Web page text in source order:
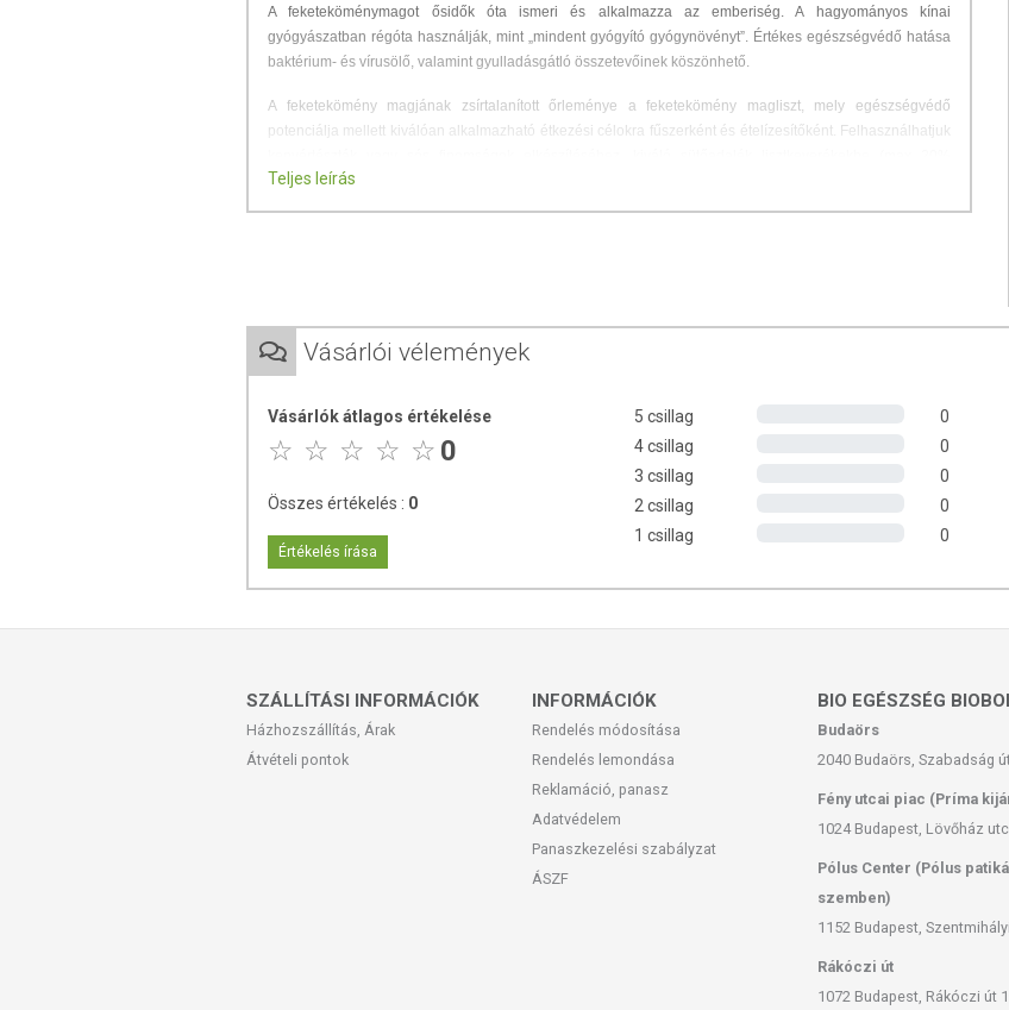
A feketeköménymagot ősidők óta ismeri és alkalmazza az emberiség. A hagyományos kínai
gyógyászatban régóta használják, mint „mindent gyógyító gyógynövényt”. Értékes egészségvédő hatása
baktérium- és vírusölő, valamint gyulladásgátló összetevőinek köszönhető.
A feketekömény magjának zsírtalanított őrleménye a feketekömény magliszt, mely egészségvédő
potenciálja mellett
kiválóan alkalmazható étkezési célokra fűszerként és ételízesítőként. Felhasználhatjuk
keverési arányban).
Átlagos tápérték 100 g termékben:
Zsír: 60 g
- ebből telített zsírsavak: 4,5 g
- ebből cukrok: 5,1 g
Só: 0,08 g
Élelmi rost: 29,7 g
Minőségét megőrzi: Lásd a csomagoláson feltüntetett időpontot.
Tárolás: Száraz, hűvös, napfénytől védett helyen.
Az oldalunkon lévő adatokat folyamatosan frissítjük, törekszünk arra, hogy naprakészek legyenek.
Szeretnénk felhívni azonban a figyelmet, hogy ennek ellenére a webshopon szereplő adatok (beleértve a
értékek eltérhetnek az élelmiszerek természetéből adódóan. A friss, aktuális információkat a termékek
Teljes leírás
Vásárlói vélemények
Vásárlók átlagos értékelése
0
Összes értékelés : 0
Értékelés írása
5 csillag
0
4 csillag
0
3 csillag
0
2 csillag
0
1 csillag
0
SZÁLLÍTÁSI INFORMÁCIÓK
Házhozszállítás, Árak
Átvételi pontok
INFORMÁCIÓK
Rendelés módosítása
Rendelés lemondása
Reklamáció, panasz
Adatvédelem
Panaszkezelési szabályzat
ÁSZF
BIO EGÉSZSÉG
Budaörs
2040 Budaörs, Szabadság
Fény utcai piac (Príma
1024 Budapest, Lövőház
Pólus Center (Pólus
szemben)
1152 Budapest,
Rákóczi út
1072 Budapest, Rákóczi út